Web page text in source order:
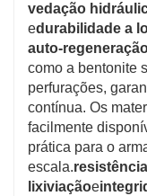
vedação
edurabilidade a
auto-
como a bentonite
perfurações,
contínua. Os
facilmente
prática para o
escala.
lixiviaçãoe